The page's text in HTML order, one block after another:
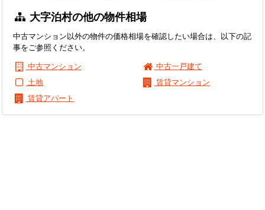
大字泊村の他の物件相場
中古マンション以外の物件の価格相場を確認したい場合は、以下の記
事をご参照ください。
中古マンション
中古一戸建て
土地
賃貸マンション
賃貸アパート